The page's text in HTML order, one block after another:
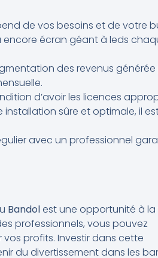
de vos besoins et de votre
encore écran géant à leds
des revenus
d’avoir les licences
installation sûre et optimale, il
avec un professionnel
Bandolest une opportunité à la
professionnels, vous pouvez
profits. Investir dans cette
du divertissement dans les